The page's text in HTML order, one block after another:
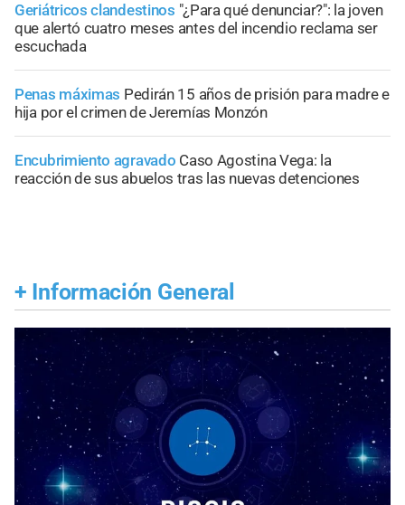
Geriátricos clandestinos "¿Para qué denunciar?": la joven
que alertó cuatro meses antes del incendio reclama ser
escuchada
Penas máximas Pedirán 15 años de prisión para madre e
hija por el crimen de Jeremías Monzón
Encubrimiento agravado Caso Agostina Vega: la
reacción de sus abuelos tras las nuevas detenciones
+ Información General